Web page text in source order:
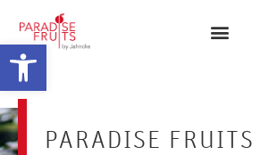
Abrir barra de herramientas
PARADISE FRUITS